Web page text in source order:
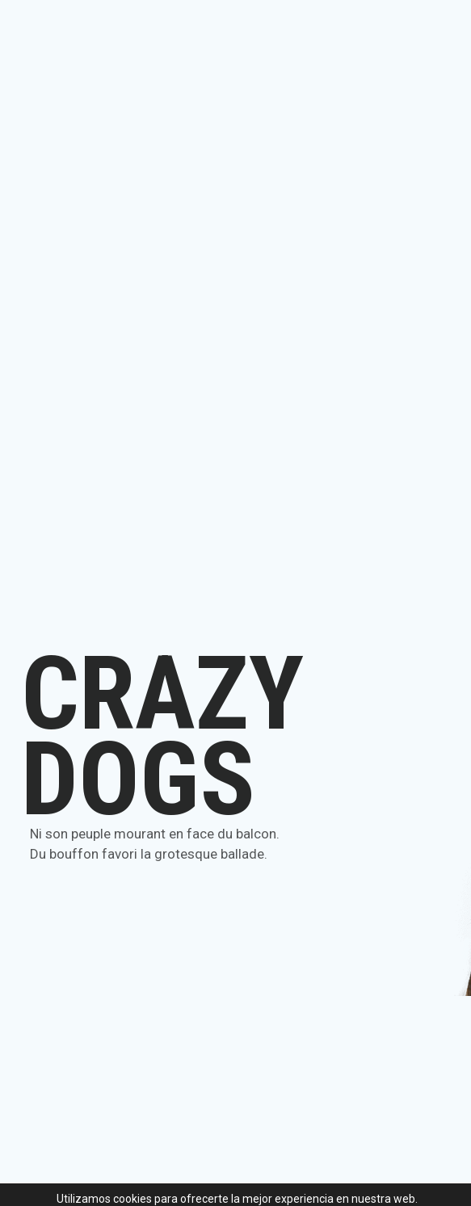
CRAZY
DOGS
Ni son peuple mourant en face du balcon.
Du bouffon favori la grotesque ballade.
Utilizamos cookies para ofrecerte la mejor experiencia en nuestra web.